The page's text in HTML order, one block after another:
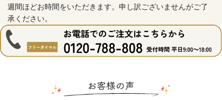
週間ほどお時間をいただきます。申し訳ございませんがご了
承ください。